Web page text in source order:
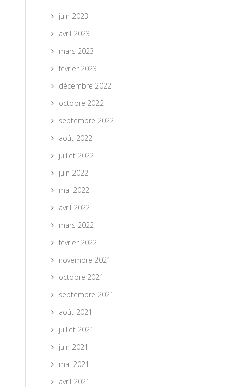
juin 2023
avril 2023
mars 2023
février 2023
décembre 2022
octobre 2022
septembre 2022
août 2022
juillet 2022
juin 2022
mai 2022
avril 2022
mars 2022
février 2022
novembre 2021
octobre 2021
septembre 2021
août 2021
juillet 2021
juin 2021
mai 2021
avril 2021